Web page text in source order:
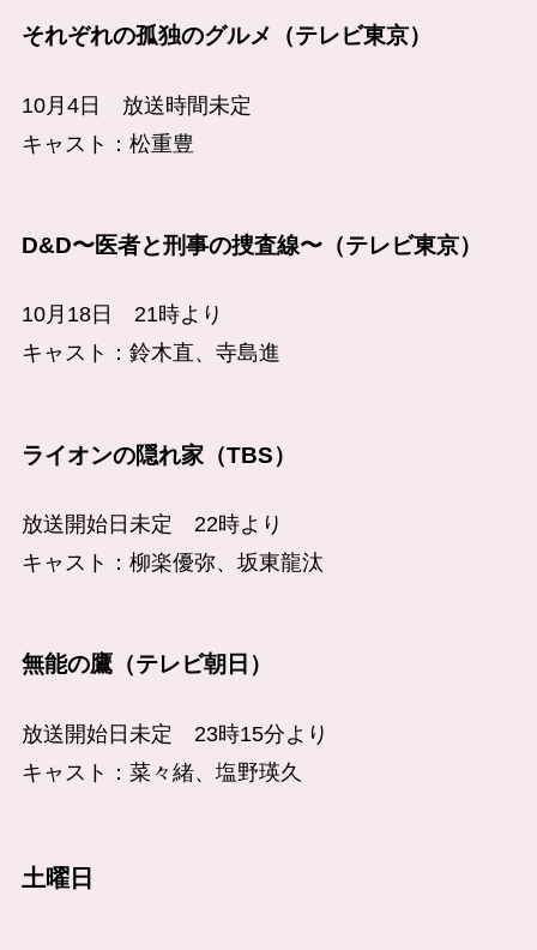
それぞれの孤独のグルメ（テレビ東京）
10月4日 放送時間未定
キャスト：松重豊
D&D〜医者と刑事の捜査線〜（テレビ東京）
10月18日 21時より
キャスト：鈴木直、寺島進
ライオンの隠れ家（TBS）
放送開始日未定 22時より
キャスト：柳楽優弥、坂東龍汰
無能の鷹（テレビ朝日）
放送開始日未定 23時15分より
キャスト：菜々緒、塩野瑛久
土曜日